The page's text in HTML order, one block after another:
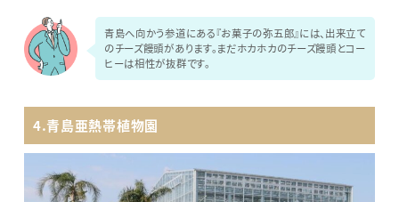
青島へ向かう参道にある『お菓子の弥五郎』には、出来立て
のチーズ饅頭があります。まだホカホカのチーズ饅頭とコー
ヒーは相性が抜群です。
4.青島亜熱帯植物園